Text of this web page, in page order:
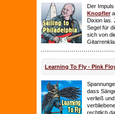
Der
Knopfler
Dixion las.
Segel für
sich von
Learning To Fly - Pink
dass
verließ
rechtlich